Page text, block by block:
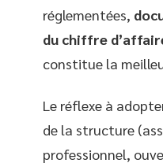
réglementées,
du chiffre
constitue la
Le réflexe à
de la structure
professionnel,